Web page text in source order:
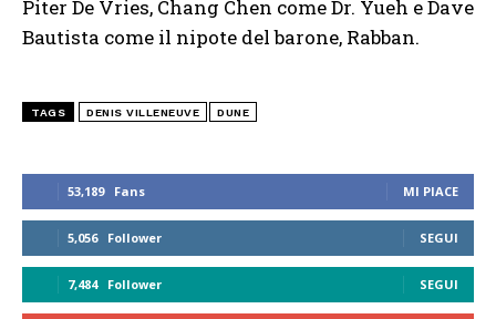
53,189 Fans MI PIACE
5,056 Follower SEGUI
7,484 Follower SEGUI
Piter De Vries, Chang Chen come Dr. Yueh e Dave
Bautista come il nipote del barone, Rabban.
TAGS DENIS VILLENEUVE DUNE